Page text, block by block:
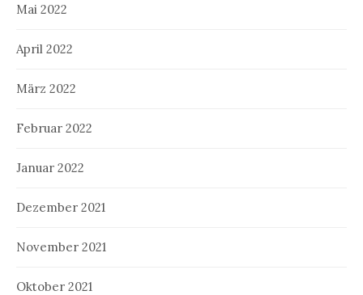
Mai 2022
April 2022
März 2022
Februar 2022
Januar 2022
Dezember 2021
November 2021
Oktober 2021